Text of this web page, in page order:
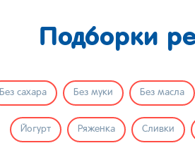
Подборки
Без сахара Без муки Без масла
Йогурт Ряженка Сливки